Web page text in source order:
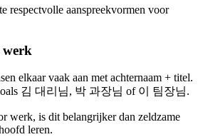
respectvolle aanspreekvormen voor
werk
elkaar vaak aan met achternaam + titel.
김 대리님, 박 과장님 of 이 팀장님.
werk, is dit belangrijker dan zeldzame
leren.